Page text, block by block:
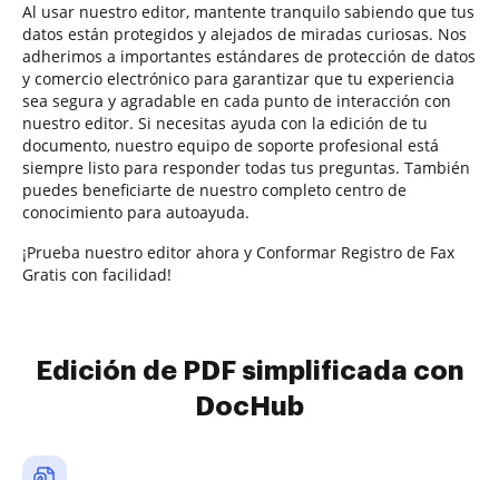
Al usar nuestro editor, mantente tranquilo sabiendo que tus
datos están protegidos y alejados de miradas curiosas. Nos
adherimos a importantes estándares de protección de datos
y comercio electrónico para garantizar que tu experiencia
sea segura y agradable en cada punto de interacción con
nuestro editor. Si necesitas ayuda con la edición de tu
documento, nuestro equipo de soporte profesional está
siempre listo para responder todas tus preguntas. También
puedes beneficiarte de nuestro completo centro de
conocimiento para autoayuda.
¡Prueba nuestro editor ahora y Conformar Registro de Fax
Gratis con facilidad!
Edición de PDF simplificada con
DocHub